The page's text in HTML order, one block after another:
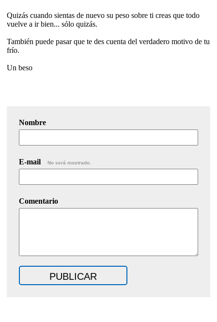
Quizás cuando sientas de nuevo su peso sobre ti creas que todo
vuelve a ir bien... sólo quizás.
También puede pasar que te des cuenta del verdadero motivo de tu
frío.
Un beso
Nombre
E-mail No será mostrado.
Comentario